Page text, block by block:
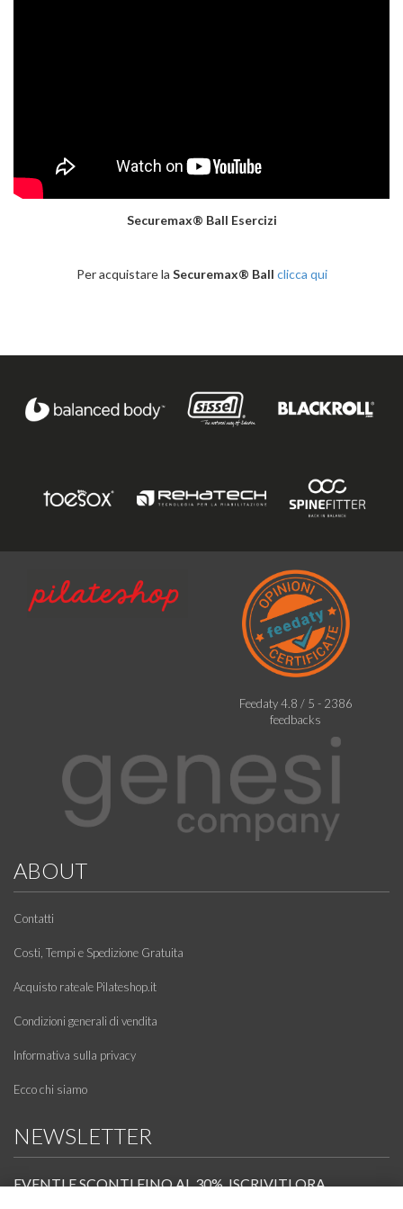
Securemax® Ball Esercizi
Per acquistare la Securemax® Ball clicca qui
Feedaty4.8 / 5 - 2386
feedbacks
ABOUT
Contatti
Costi, Tempi e Spedizione Gratuita
Acquisto rateale Pilateshop.it
Condizioni generali di vendita
Informativa sulla privacy
Ecco chi siamo
NEWSLETTER
EVENTI E SCONTI FINO AL 30%. ISCRIVITI ORA.